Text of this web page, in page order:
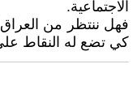
الاجتماعية.
فهل ننتظر من العراق
كي تضع له النقاط